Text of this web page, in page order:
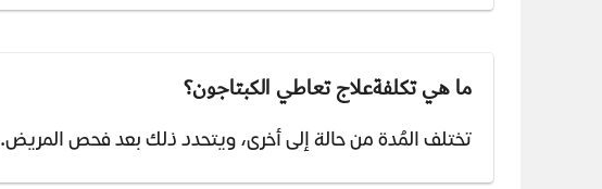
ما هي تكلفةعلاج تعاطي الكبتاجون؟
تختلف المُدة من حالة إلى أخرى، ويتحدد ذلك بعد فحص المريض.